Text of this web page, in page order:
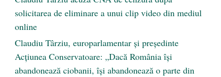
solicitarea de eliminare a unui clip video din mediul
online
Claudiu Târziu, europarlamentar și președinte
Acțiunea Conservatoare: „Dacă România își
abandonează ciobanii, își abandonează o parte din